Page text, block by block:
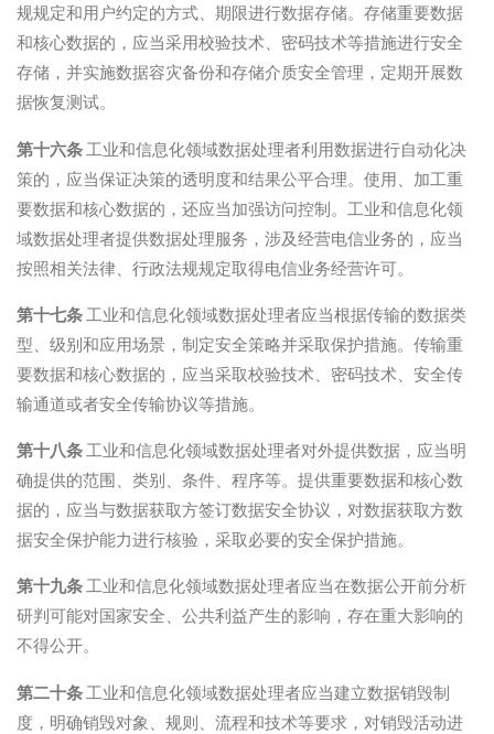
规规定和用户约定的方式、期限进行数据存储。存储重要数据
和核心数据的，应当采用校验技术、密码技术等措施进行安全
存储，并实施数据容灾备份和存储介质安全管理，定期开展数
据恢复测试。
第十六条 工业和信息化领域数据处理者利用数据进行自动化决
策的，应当保证决策的透明度和结果公平合理。使用、加工重
要数据和核心数据的，还应当加强访问控制。工业和信息化领
域数据处理者提供数据处理服务，涉及经营电信业务的，应当
按照相关法律、行政法规规定取得电信业务经营许可。
第十七条工业和信息化领域数据处理者应当根据传输的数据类
型、级别和应用场景，制定安全策略并采取保护措施。传输重
要数据和核心数据的，应当采取校验技术、密码技术、安全传
输通道或者安全传输协议等措施。
第十八条工业和信息化领域数据处理者对外提供数据，应当明
确提供的范围、类别、条件、程序等。提供重要数据和核心数
据的，应当与数据获取方签订数据安全协议，对数据获取方数
据安全保护能力进行核验，采取必要的安全保护措施。
第十九条工业和信息化领域数据处理者应当在数据公开前分析
研判可能对国家安全、公共利益产生的影响，存在重大影响的
不得公开。
第二十条 工业和信息化领域数据处理者应当建立数据销毁制
度，明确销毁对象、规则、流程和技术等要求，对销毁活动进